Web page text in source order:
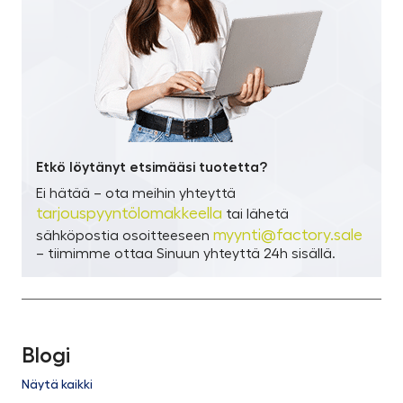
Etkö löytänyt etsimääsi tuotetta?
Ei hätää – ota meihin yhteyttä
tarjouspyyntölomakkeella tai lähetä
sähköpostia osoitteeseen myynti@factory.sale
– tiimimme ottaa Sinuun yhteyttä 24h sisällä.
Blogi
Näytä kaikki